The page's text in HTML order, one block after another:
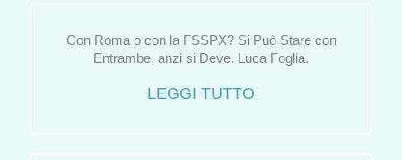
Con Roma o con la FSSPX? Si Può Stare con
Entrambe, anzi si Deve. Luca Foglia.
LEGGI TUTTO